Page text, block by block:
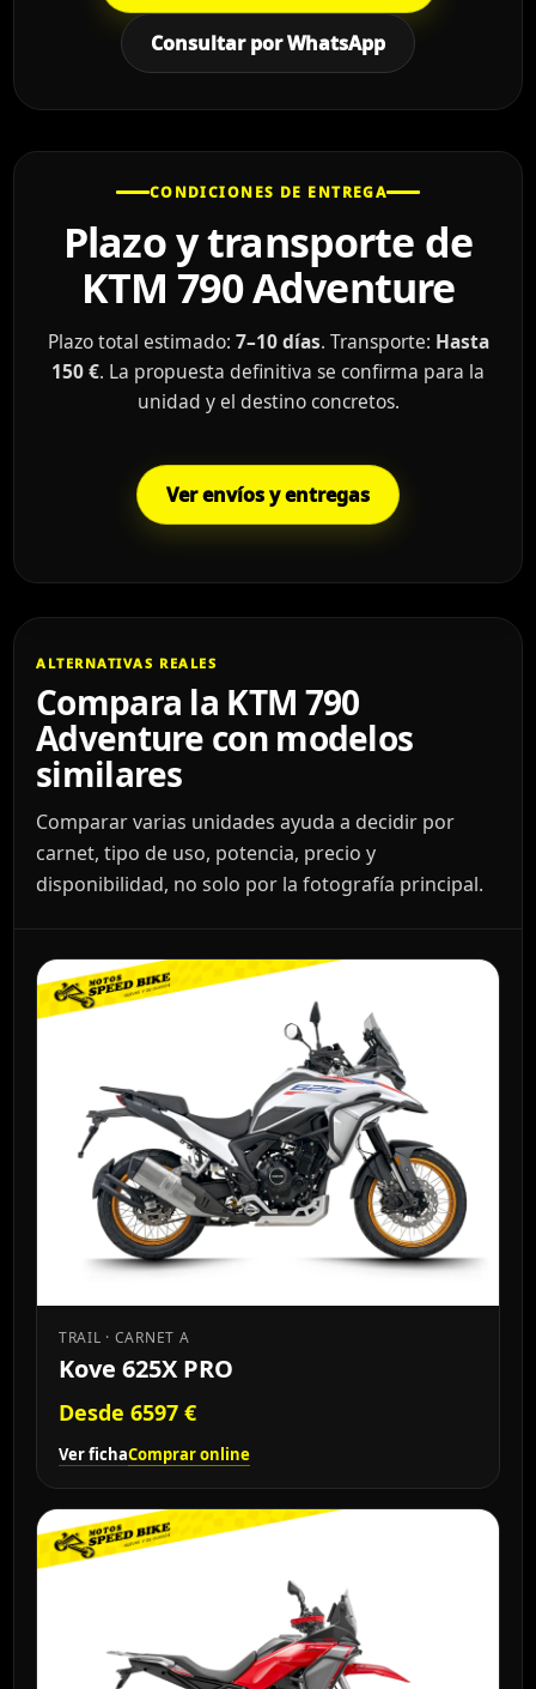
Consultar por WhatsApp
CONDICIONES DE ENTREGA
Plazo y transporte de
KTM 790 Adventure
Plazo total estimado: 7–10 días. Transporte: Hasta
150 €. La propuesta definitiva se confirma para la
unidad y el destino concretos.
Ver envíos y entregas
ALTERNATIVAS REALES
Compara la KTM 790
Adventure con modelos
similares
Comparar varias unidades ayuda a decidir por
carnet, tipo de uso, potencia, precio y
disponibilidad, no solo por la fotografía principal.
TRAIL · CARNET A
Kove 625X PRO
Desde 6597 €
Ver fichaComprar online